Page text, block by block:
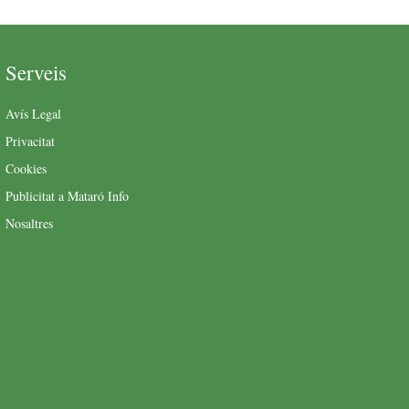
Serveis
Avís Legal
Privacitat
Cookies
Publicitat a Mataró Info
Nosaltres